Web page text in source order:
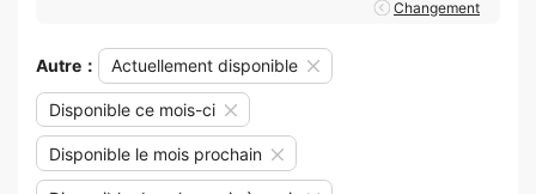
Changement
Autre： Actuellement disponible
Disponible ce mois-ci
Disponible le mois prochain